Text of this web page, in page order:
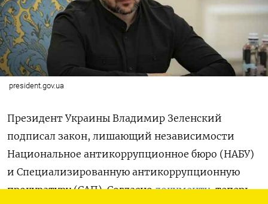
president.gov.ua
Президент Украины Владимир Зеленский
подписал закон, лишающий независимости
Национальное антикоррупционное бюро (НАБУ)
и Специализированную антикоррупционную
прокуратуру (САП). Согласнодокументу, теперь